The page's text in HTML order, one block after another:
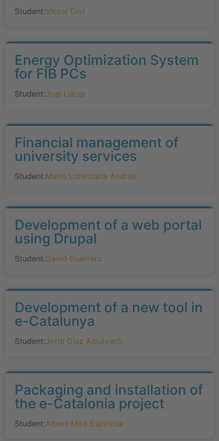
Student:Víctor Diví
Energy Optimization System
for FIB PCs
Student:Joel Llàcer
Financial management of
university services
Student:Mario Lorenzana Andrés
Development of a web portal
using Drupal
Student:David Guerrero
Development of a new tool in
e-Catalunya
Student:Jordi Diaz Albuixech
Packaging and installation of
the e-Catalonia project
Student:Albert Miró Espinosa